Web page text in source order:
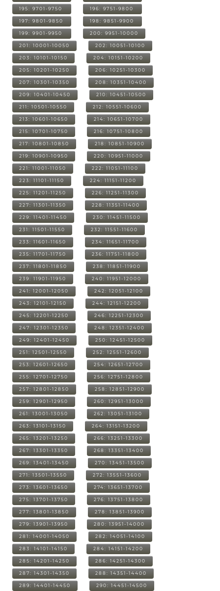
195: 9701-9750 196: 9751-9800
197: 9801-9850 198: 9851-9900
199: 9901-9950 200: 9951-10000
201: 10001-10050 202: 10051-10100
203: 10101-10150 204: 10151-10200
205: 10201-10250 206: 10251-10300
207: 10301-10350 208: 10351-10400
209: 10401-10450 210: 10451-10500
211: 10501-10550 212: 10551-10600
213: 10601-10650 214: 10651-10700
215: 10701-10750 216: 10751-10800
217: 10801-10850 218: 10851-10900
219: 10901-10950 220: 10951-11000
221: 11001-11050 222: 11051-11100
223: 11101-11150 224: 11151-11200
225: 11201-11250 226: 11251-11300
227: 11301-11350 228: 11351-11400
229: 11401-11450 230: 11451-11500
231: 11501-11550 232: 11551-11600
233: 11601-11650 234: 11651-11700
235: 11701-11750 236: 11751-11800
237: 11801-11850 238: 11851-11900
239: 11901-11950 240: 11951-12000
241: 12001-12050 242: 12051-12100
243: 12101-12150 244: 12151-12200
245: 12201-12250 246: 12251-12300
247: 12301-12350 248: 12351-12400
249: 12401-12450 250: 12451-12500
251: 12501-12550 252: 12551-12600
253: 12601-12650 254: 12651-12700
255: 12701-12750 256: 12751-12800
257: 12801-12850 258: 12851-12900
259: 12901-12950 260: 12951-13000
261: 13001-13050 262: 13051-13100
263: 13101-13150 264: 13151-13200
265: 13201-13250 266: 13251-13300
267: 13301-13350 268: 13351-13400
269: 13401-13450 270: 13451-13500
271: 13501-13550 272: 13551-13600
273: 13601-13650 274: 13651-13700
275: 13701-13750 276: 13751-13800
277: 13801-13850 278: 13851-13900
279: 13901-13950 280: 13951-14000
281: 14001-14050 282: 14051-14100
283: 14101-14150 284: 14151-14200
285: 14201-14250 286: 14251-14300
287: 14301-14350 288: 14351-14400
289: 14401-14450 290: 14451-14500